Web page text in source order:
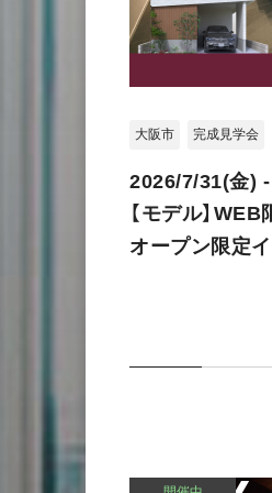
大阪市 完成見学会
2026/7/31(金)
【モデル】
オープン限定イ